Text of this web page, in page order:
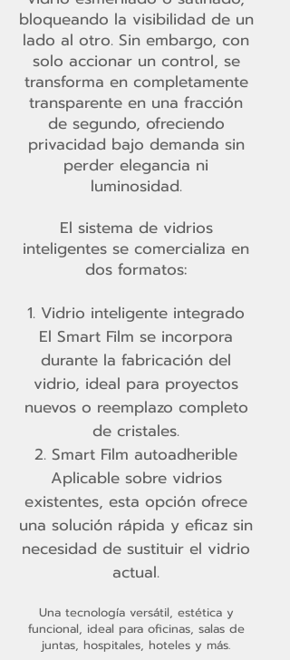
bloqueando la visibilidad de un
lado al otro. Sin embargo, con
solo accionar un control, se
transforma en completamente
transparente en una fracción
de segundo, ofreciendo
privacidad bajo demanda sin
perder elegancia ni
luminosidad.
El sistema de vidrios
inteligentes se comercializa en
dos formatos:
Vidrio inteligente integrado
El Smart Film se incorpora
durante la fabricación del
vidrio, ideal para proyectos
nuevos o reemplazo completo
de cristales.
Smart Film autoadherible
Aplicable sobre vidrios
existentes, esta opción ofrece
una solución rápida y eficaz sin
necesidad de sustituir el vidrio
actual.
Una tecnología versátil, estética y
funcional, ideal para oficinas, salas de
juntas, hospitales, hoteles y más.